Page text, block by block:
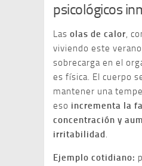
psicológicos
Las olas de calor,
viviendo este
sobrecarga en el
es física. El cuerpo
mantener una
eso incrementa la
concentración y
irritabilidad.
Ejemplo cotidiano: